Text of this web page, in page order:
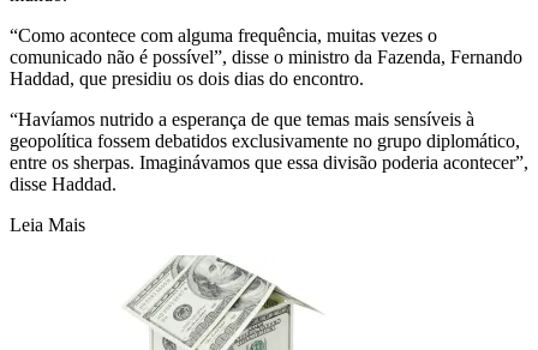
“Como acontece com alguma frequência, muitas vezes o
comunicado não é possível”, disse o ministro da Fazenda, Fernando
Haddad, que presidiu os dois dias do encontro.
“Havíamos nutrido a esperança de que temas mais sensíveis à
geopolítica fossem debatidos exclusivamente no grupo diplomático,
entre os sherpas. Imaginávamos que essa divisão poderia acontecer”,
disse Haddad.
Leia Mais